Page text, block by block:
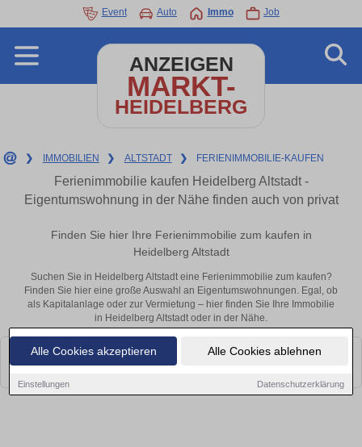
Alle Cookies akzeptieren Alle Cookies ablehnen
Einstellungen Datenschutzerklärung
Event Auto Immo Job
ANZEIGEN
MARKT-
HEIDELBERG
❯ IMMOBILIEN ❯ ALTSTADT ❯ FERIENIMMOBILIE-KAUFEN
Ferienimmobilie kaufen Heidelberg Altstadt -
Eigentumswohnung in der Nähe finden auch von privat
Finden Sie hier Ihre Ferienimmobilie zum kaufen in
Heidelberg Altstadt
Suchen Sie in Heidelberg Altstadt eine Ferienimmobilie zum kaufen?
Finden Sie hier eine große Auswahl an Eigentumswohnungen. Egal, ob
als Kapitalanlage oder zur Vermietung – hier finden Sie Ihre Immobilie
in Heidelberg Altstadt oder in der Nähe.
Leider konnten wir derzeit keine passenden Objekte finden. Schauen Sie
bald wieder vorbei!